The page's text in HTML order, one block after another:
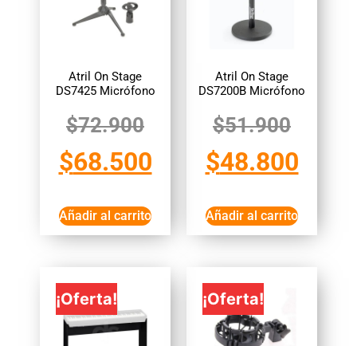
Atril On Stage
DS7425 Micrófono
$72.900
$68.500
Añadir al carrito
Atril On Stage
DS7200B Micrófono
$51.900
$48.800
Añadir al carrito
¡Oferta! ¡Oferta!